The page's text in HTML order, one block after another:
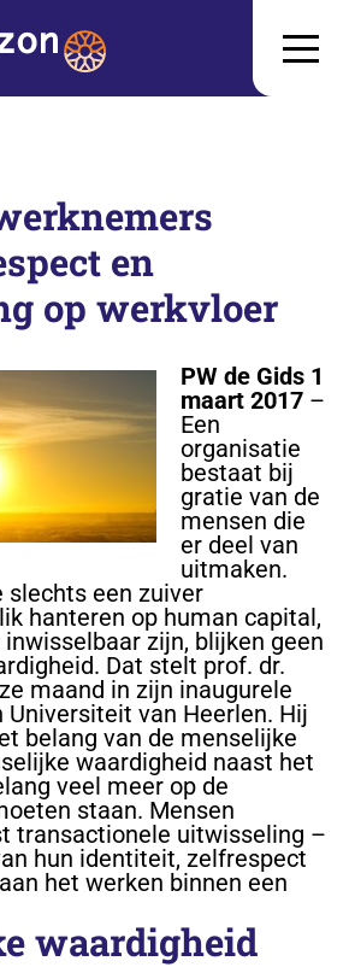
en
op werkvloer
PW de Gids 1
maart 2017 –
Een
organisatie
bestaat bij
gratie van de
mensen die
er deel van
uitmaken.
slechts een zuiver
hanteren op human capital,
zijn, blijken geen
Dat stelt prof. dr.
maand in zijn inaugurele
Universiteit van Heerlen. Hij
belang van de menselijke
waardigheid naast het
veel meer op de
staan. Mensen
transactionele uitwisseling –
hun identiteit, zelfrespect
het werken binnen een
waardigheid